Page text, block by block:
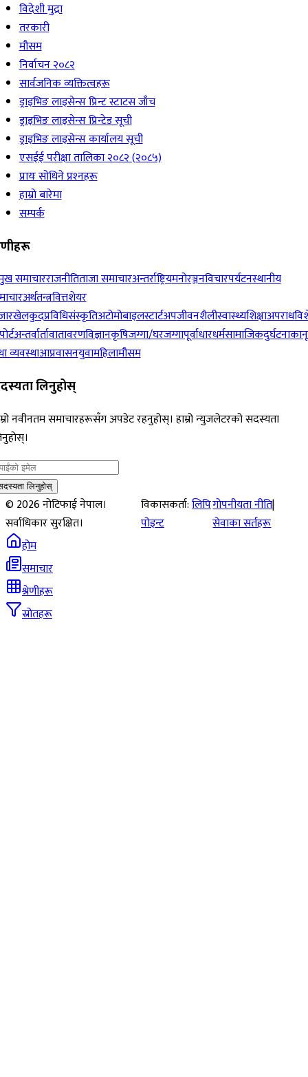
विदेशी मुद्रा
तरकारी
मौसम
निर्वाचन २०८२
सार्वजनिक व्यक्तित्वहरू
ड्राइभिङ लाइसेन्स प्रिन्ट स्टाटस जाँच
ड्राइभिङ लाइसेन्स प्रिन्टेड सूची
ड्राइभिङ लाइसेन्स कार्यालय सूची
एसईई परीक्षा तालिका २०८२ (२०८५)
प्रायः सोधिने प्रश्‍नहरू
हाम्रो बारेमा
सम्पर्क
समाचारराजनीतिताजा समाचारअन्तर्राष्ट्रियमनोरञ्जनविचारपर्यटनस्थानीय
अर्थतन्त्रवित्तशेयर
खेलकुदप्रविधिसंस्कृतिअटोमोबाइलस्टार्टअपजीवनशैलीस्वास्थ्यशिक्षाअपराध
अन्तर्वार्तावातावरणविज्ञानकृषिजग्गा/घरजग्गापूर्वाधारधर्मसामाजिकदुर्घटना
व्यवस्थाआप्रवासनयुवामहिलामौसम
लिनुहोस्
नवीनतम समाचारहरूसँग अपडेट रहनुहोस्। हाम्रो न्युजलेटरको सदस्यता
लिनुहोस्
©2026नोटिफाई नेपाल।
सर्वाधिकार सुरक्षित।
विकासकर्ता:लिपि
पोइन्ट
गोपनीयता नीति|
सेवाका सर्तहरू
होम
समाचार
श्रेणीहरू
स्रोतहरू